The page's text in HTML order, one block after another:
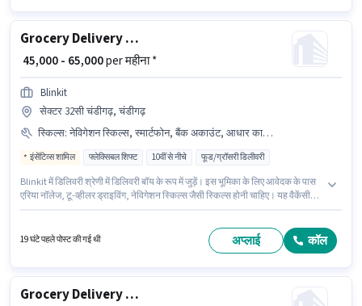
Grocery Delivery Boy
₹ 45,000 - 65,000per महीना *
Blinkit
सेक्टर 32सी चंडीगढ़, चंडीगढ़
स्किल्स: नेविगेशन स्किल्स, स्मार्टफोन, बैंक अकाउंट, आधार कार्ड, बाइक, PAN कार्ड, टू-व्हीलर ड्राइविंग, एरिया नॉलेज
इंसेंटिव्स शामिल फ्लेक्सिबल शिफ्ट 10वीं से नीचे फूड/ग्रॉसरी डिलीवरी
Blinkit में डिलिवरी श्रेणी में डिलिवरी बॉय के रूप में जुड़ें। इस भूमिका के लिए आवेदक के पास
एरिया नॉलेज, टू-व्हीलर ड्राइविंग, नेविगेशन स्किल्स जैसी स्किल्स होनी चाहिए। यह वैकेंसी
कर सकते हैं। इस जॉब के लिए बाइक, स्मार्टफोन का उपलब्ध होना आवश्यक है।
19 घंटे पहले पोस्ट की गई थी अप्लाई कॉल
Grocery Delivery Boy